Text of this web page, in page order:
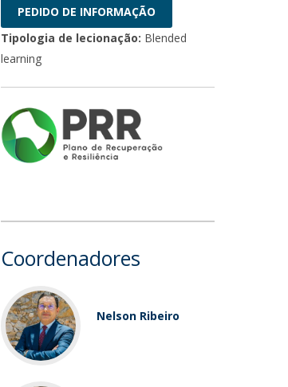
PEDIDO DE INFORMAÇÃO
Tipologia de lecionação: Blended
learning
Coordenadores
Nelson Ribeiro